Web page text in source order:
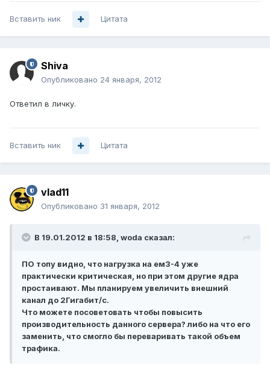
Вставить ник Цитата
Shiva
Опубликовано 24 января, 2012
Ответил в личку.
Вставить ник Цитата
vlad11
Опубликовано 31 января, 2012
В 19.01.2012 в 18:58, woda сказал:
ПО топу видно, что нагрузка на ем3-4 уже
практически критическая, но при этом другие ядра
простаивают. Мы планируем увеличить внешний
канал до 2Гигабит/с.
Что можете посоветовать чтобы повысить
производительность данного сервера? либо на что его
заменить, что смогло бы переваривать такой объем
трафика.